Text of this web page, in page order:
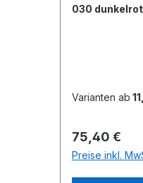
030 dunkelrot
Varianten ab
Regulärer
75,40 €
Preise inkl.